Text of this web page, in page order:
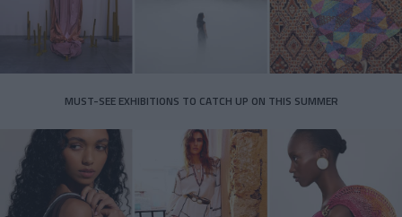
MUST-SEE EXHIBITIONS TO CATCH UP ON THIS SUMMER